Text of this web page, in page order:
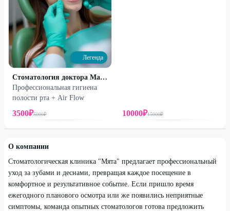
Легенда
Стоматология доктора Макарова
Профессиональная гигиена
полости рта + Air Flow
3500₽5000₽ 10000₽15000₽
О компании
Стоматологическая клиника "Мята" предлагает профессиональный
уход за зубами и деснами, превращая каждое посещение в
комфортное и результативное событие. Если пришло время
ежегодного планового осмотра или же появились неприятные
симптомы, команда опытных стоматологов готова предложить